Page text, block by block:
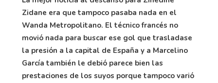
Zidane era que tampoco pasaba nada en el
Wanda Metropolitano. El técnico francés no
movió nada para buscar ese gol que trasladase
la presión a la capital de España y a Marcelino
García también le debió parece bien las
prestaciones de los suyos porque tampoco varió